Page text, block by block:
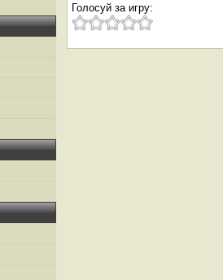
Голосуй за игру: